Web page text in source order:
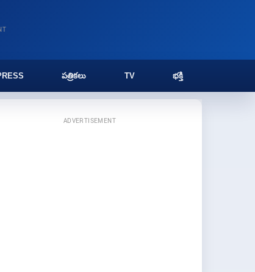
పత్రికలు TV భక్తి
ADVERTISEMENT